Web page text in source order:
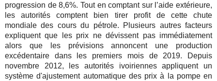
progression de 8,6%. Tout en comptant sur l’aide extérieure,
les autorités comptent bien tirer profit de cette chute
mondiale des cours du pétrole. Plusieurs autres facteurs
expliquent que les prix ne dévissent pas immédiatement
alors que les prévisions annoncent une production
excédentaire dans les premiers mois de 2019. Depuis
novembre 2012, les autorités ivoiriennes appliquent un
système d'ajustement automatique des prix à la pompe en